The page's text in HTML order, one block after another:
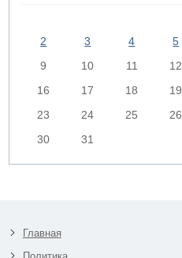
2
3 4 5
9
10 11 12
16
17 18 19
23
24 25 26
30
31
Главная